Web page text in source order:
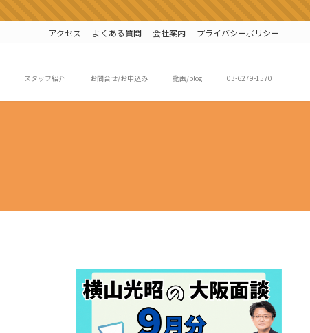
アクセス よくある質問 会社案内 プライバシーポリシー
スタッフ紹介 お問合せ/お申込み 動画/blog 03-6279-1570